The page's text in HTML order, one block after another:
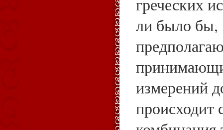
греческих
ли было бы,
измерений
происходит